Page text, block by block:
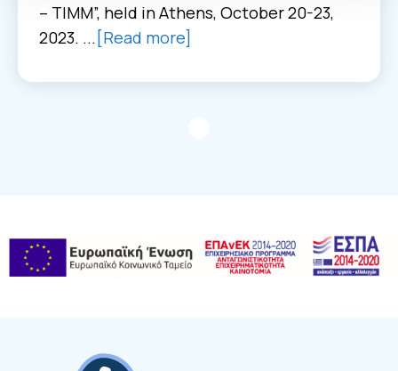
– TIMM”, held in Athens, October 20-23,
2023. ... [Read more]